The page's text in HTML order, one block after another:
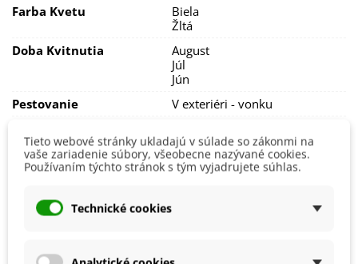
Rastliny je potrebné každý druhý až tretí rok rozdeliť a
rozsadiť, aby nezačali vymŕzať.
Farba Kvetu
Biela
Žltá
Doba Kvitnutia
August
Júl
Jún
Pestovanie
V exteriéri - vonku
Výsev/výsadba
Apríl
Máj
Mrazuvzdornosť
Tieto webové stránky ukladajú v súlade so zákonmi na
vaše zariadenie súbory, všeobecne nazývané cookies.
Používaním týchto stránok s tým vyjadrujete súhlas.
Technické cookies